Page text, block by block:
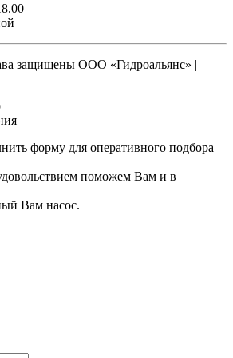
защищены ООО «Гидроальянс» |
форму для оперативного подбора
поможем Вам и в
Вам насос.